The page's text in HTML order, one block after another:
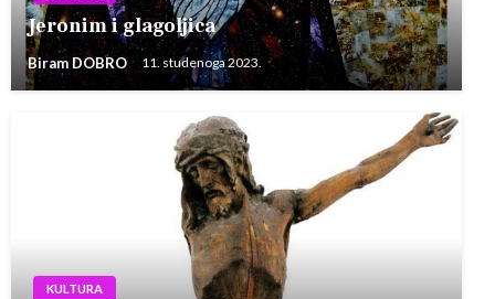
Jeronim i glagoljica
Biram DOBRO 11. studenoga 2023.
KULTURA